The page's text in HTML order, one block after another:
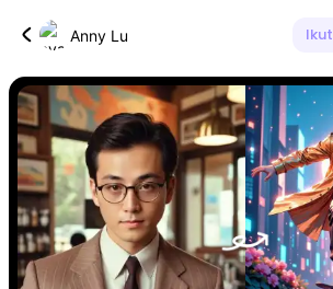
Anny Lu Ikut